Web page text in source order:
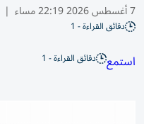
7 أغسطس 2026 22:19 مساء |
دقائق القراءة - 1
استمع دقائق القراءة - 1